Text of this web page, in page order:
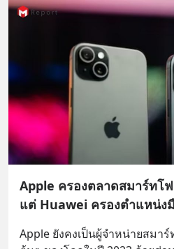
Apple ครองตลาดสมาร์ทโ
แต่ Huawei ครองตำแหน่ง
Apple ยังคงเป็นผู้จำหน่ายสมา